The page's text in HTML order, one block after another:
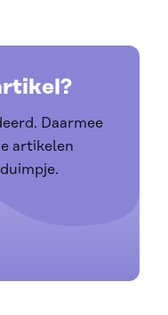
Daarmee
artikelen
artikel